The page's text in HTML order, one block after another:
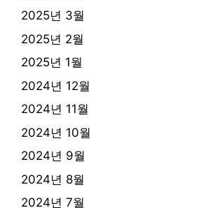
2025년 3월
2025년 2월
2025년 1월
2024년 12월
2024년 11월
2024년 10월
2024년 9월
2024년 8월
2024년 7월